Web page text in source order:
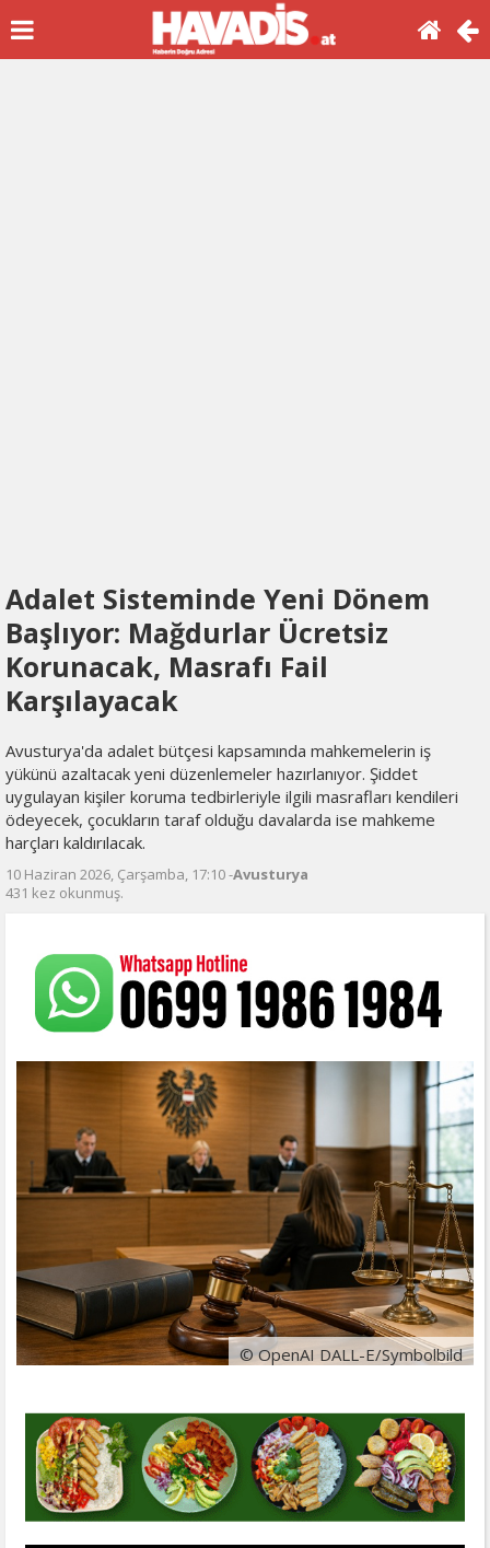
Adalet Sisteminde Yeni Dönem
Başlıyor: Mağdurlar Ücretsiz
Korunacak, Masrafı Fail
Karşılayacak
Avusturya'da adalet bütçesi kapsamında mahkemelerin iş
yükünü azaltacak yeni düzenlemeler hazırlanıyor. Şiddet
uygulayan kişiler koruma tedbirleriyle ilgili masrafları kendileri
ödeyecek, çocukların taraf olduğu davalarda ise mahkeme
harçları kaldırılacak.
10 Haziran 2026, Çarşamba, 17:10 -Avusturya
431 kez okunmuş.
© OpenAI DALL-E/Symbolbild